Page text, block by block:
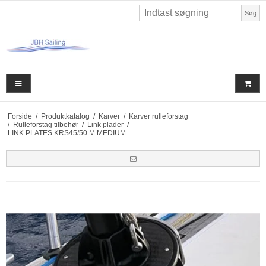
Søg
Forside / Produktkatalog / Karver / Karver rulleforstag
/ Rulleforstag tilbehør / Link plader /
LINK PLATES KRS45/50 M MEDIUM